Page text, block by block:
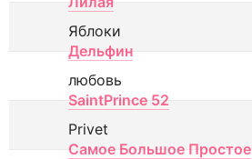
Яблоки
Дельфин
любовь
SaintPrince 52
Privet
Самое Большое Простое